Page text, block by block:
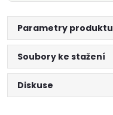
Parametry produktu
Soubory ke stažení
Diskuse